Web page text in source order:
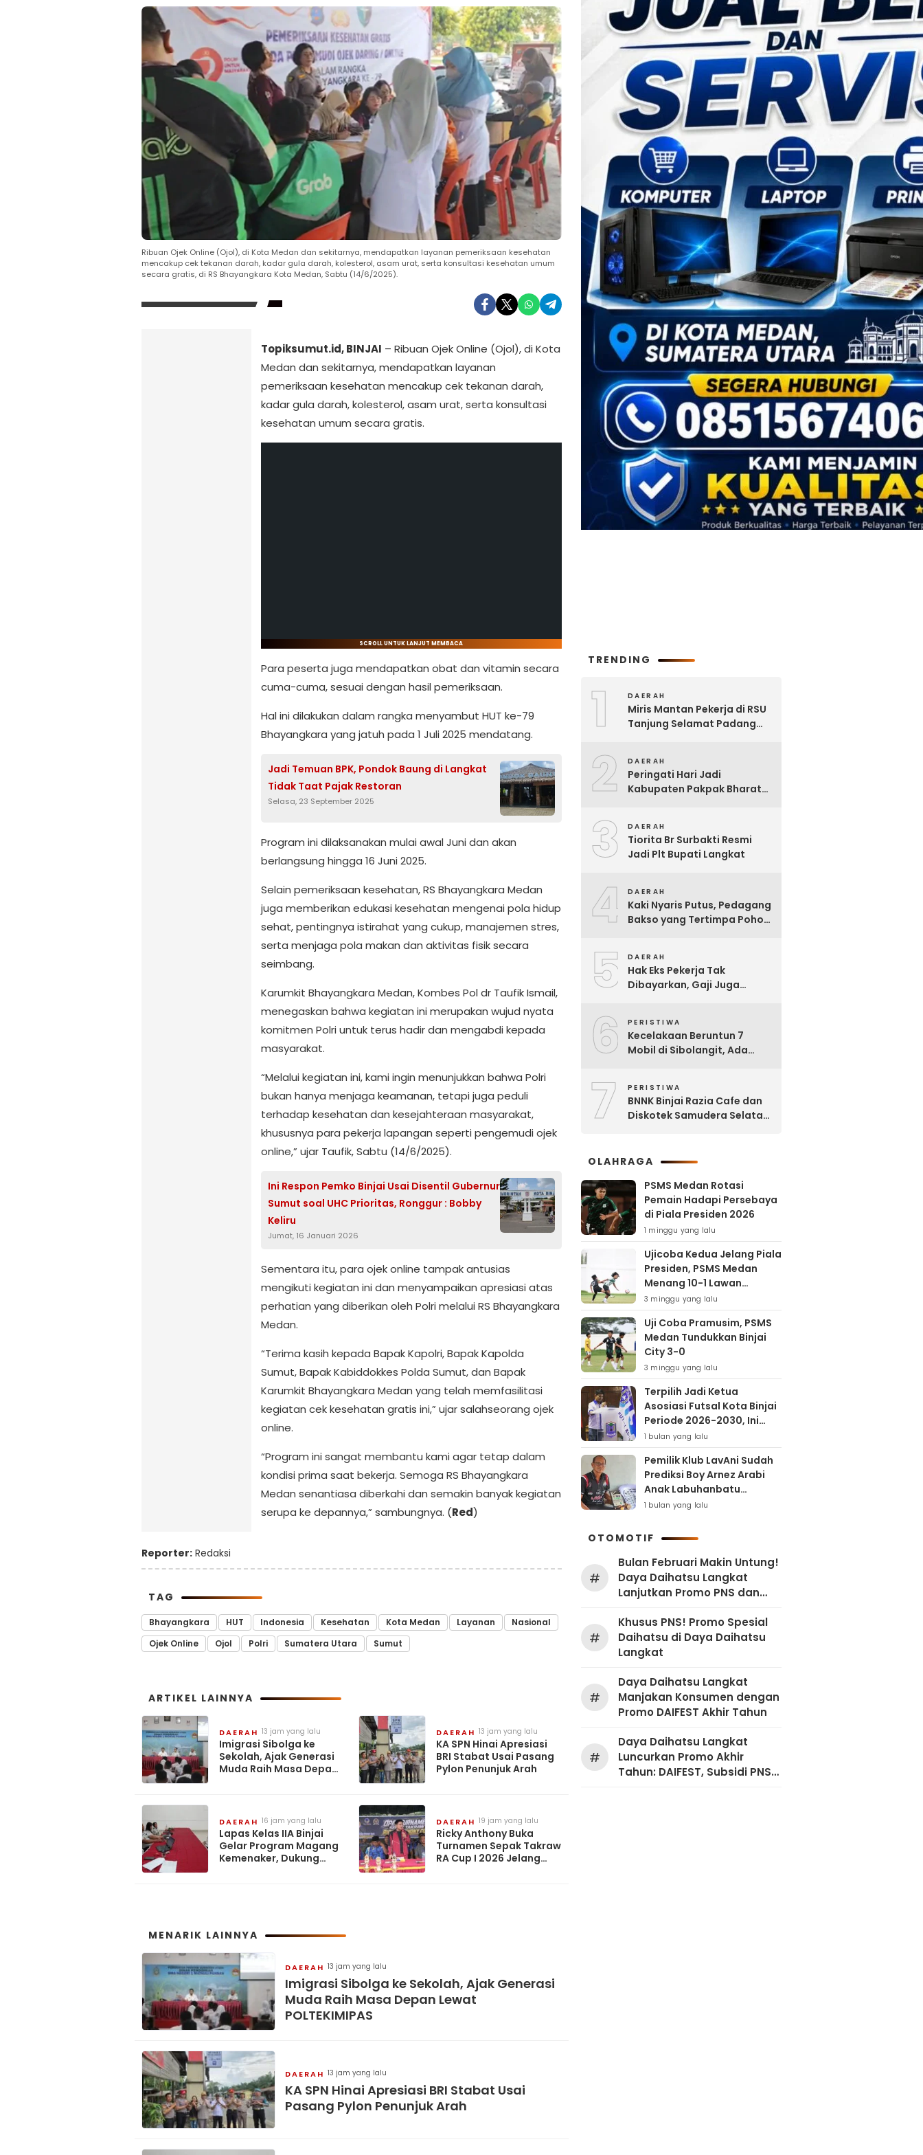
Ribuan Ojek Online (Ojol), di Kota Medan dan sekitarnya, mendapatkan layanan pemeriksaan kesehatan
mencakup cek tekanan darah, kadar gula darah, kolesterol, asam urat, serta konsultasi kesehatan umum
secara gratis, di RS Bhayangkara Kota Medan, Sabtu (14/6/2025).
Topiksumut.id, BINJAI – Ribuan Ojek Online (Ojol), di Kota
Medan dan sekitarnya, mendapatkan layanan
pemeriksaan kesehatan mencakup cek tekanan darah,
kadar gula darah, kolesterol, asam urat, serta konsultasi
kesehatan umum secara gratis.
SCROLL UNTUK LANJUT MEMBACA
Para peserta juga mendapatkan obat dan vitamin secara
cuma-cuma, sesuai dengan hasil pemeriksaan.
Hal ini dilakukan dalam rangka menyambut HUT ke-79
Bhayangkara yang jatuh pada 1 Juli 2025 mendatang.
Jadi Temuan BPK, Pondok Baung di Langkat
Tidak Taat Pajak Restoran
Selasa, 23 September 2025
Program ini dilaksanakan mulai awal Juni dan akan
berlangsung hingga 16 Juni 2025.
Selain pemeriksaan kesehatan, RS Bhayangkara Medan
juga memberikan edukasi kesehatan mengenai pola hidup
sehat, pentingnya istirahat yang cukup, manajemen stres,
serta menjaga pola makan dan aktivitas fisik secara
seimbang.
Karumkit Bhayangkara Medan, Kombes Pol dr Taufik Ismail,
menegaskan bahwa kegiatan ini merupakan wujud nyata
komitmen Polri untuk terus hadir dan mengabdi kepada
masyarakat.
“Melalui kegiatan ini, kami ingin menunjukkan bahwa Polri
bukan hanya menjaga keamanan, tetapi juga peduli
terhadap kesehatan dan kesejahteraan masyarakat,
khususnya para pekerja lapangan seperti pengemudi ojek
online,” ujar Taufik, Sabtu (14/6/2025).
Ini Respon Pemko Binjai Usai Disentil Gubernur
Sumut soal UHC Prioritas, Ronggur : Bobby
Keliru
Jumat, 16 Januari 2026
Sementara itu, para ojek online tampak antusias
mengikuti kegiatan ini dan menyampaikan apresiasi atas
perhatian yang diberikan oleh Polri melalui RS Bhayangkara
Medan.
“Terima kasih kepada Bapak Kapolri, Bapak Kapolda
Sumut, Bapak Kabiddokkes Polda Sumut, dan Bapak
Karumkit Bhayangkara Medan yang telah memfasilitasi
kegiatan cek kesehatan gratis ini,” ujar salahseorang ojek
online.
“Program ini sangat membantu kami agar tetap dalam
kondisi prima saat bekerja. Semoga RS Bhayangkara
Medan senantiasa diberkahi dan semakin banyak kegiatan
serupa ke depannya,” sambungnya. (Red)
Reporter: Redaksi
TAG
Bhayangkara HUT Indonesia Kesehatan Kota Medan Layanan
Nasional
Ojek Online
Ojol Polri Sumatera Utara Sumut
ARTIKEL LAINNYA
DAERAH 13 jam yang lalu
Imigrasi Sibolga ke
Sekolah, Ajak Generasi
Muda Raih Masa Depan
DAERAH 13 jam yang lalu
KA SPN Hinai Apresiasi
BRI Stabat Usai Pasang
Pylon Penunjuk Arah
DAERAH 16 jam yang lalu
Lapas Kelas IIA Binjai
Gelar Program Magang
Kemenaker, Dukung
DAERAH 19 jam yang lalu
Ricky Anthony Buka
Turnamen Sepak Takraw
RA Cup I 2026 Jelang
MENARIK LAINNYA
DAERAH 13 jam yang lalu
Imigrasi Sibolga ke Sekolah, Ajak Generasi
Muda Raih Masa Depan Lewat
POLTEKIMIPAS
DAERAH 13 jam yang lalu
KA SPN Hinai Apresiasi BRI Stabat Usai
Pasang Pylon Penunjuk Arah
TRENDING
1 DAERAH
Miris Mantan Pekerja di RSU
Tanjung Selamat Padang
2 DAERAH
Peringati Hari Jadi
Kabupaten Pakpak Bharat
dan Budaya
3 DAERAH
Tiorita Br Surbakti Resmi
Jadi Plt Bupati Langkat
4 DAERAH
Kaki Nyaris Putus, Pedagang
Bakso yang Tertimpa Pohon
5 DAERAH
Hak Eks Pekerja Tak
Dibayarkan, Gaji Juga
6 PERISTIWA
Kecelakaan Beruntun 7
Mobil di Sibolangit, Ada
7 PERISTIWA
BNNK Binjai Razia Cafe dan
Diskotek Samudera Selatan,
OLAHRAGA
PSMS Medan Rotasi
Pemain Hadapi Persebaya
di Piala Presiden 2026
1 minggu yang lalu
Ujicoba Kedua Jelang Piala
Presiden, PSMS Medan
Menang 10-1 Lawan
Muspika FC
3 minggu yang lalu
Uji Coba Pramusim, PSMS
Medan Tundukkan Binjai
City 3-0
3 minggu yang lalu
Terpilih Jadi Ketua
Asosiasi Futsal Kota Binjai
Periode 2026-2030, Ini
Target Samha Putra
Husein
1 bulan yang lalu
Pemilik Klub LavAni Sudah
Prediksi Boy Arnez Arabi
Anak Labuhanbatu
Tembus Level Asia
1 bulan yang lalu
OTOMOTIF
#
Bulan Februari Makin Untung!
Daya Daihatsu Langkat
Lanjutkan Promo PNS dan
#
Khusus PNS! Promo Spesial
Daihatsu di Daya Daihatsu
Langkat
#
Daya Daihatsu Langkat
Manjakan Konsumen dengan
Promo DAIFEST Akhir Tahun
#
Daya Daihatsu Langkat
Luncurkan Promo Akhir
Tahun: DAIFEST, Subsidi PNS,